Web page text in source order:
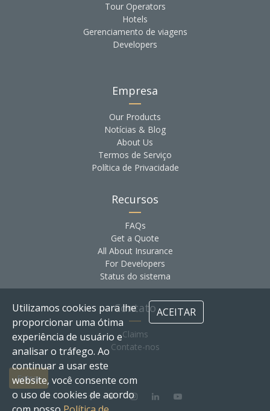
Tour Operators
Hotels
Gerenciamento de viagens
Developers
Empresa
Our Products
Notícias & Blog
About Us
Termos de Serviço
Política de Privacidade
Recursos
FAQs
Get a Quote
All About Insurance
For Developers
Status do sistema
Contato
Claims
Contate-nos
Entrar
Utilizamos cookies para lhe
proporcionar uma ótima
experiência de usuário e
analisar o tráfego. Ao
continuar a usar este
website, você consente com
o uso de cookies de acordo
ACEITAR